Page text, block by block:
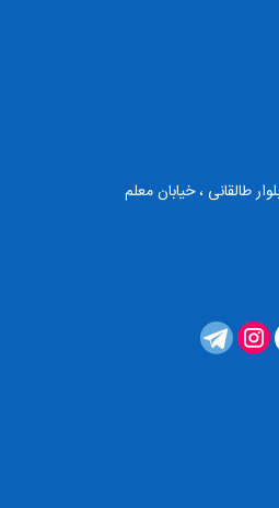
طالقانی ، خیابان معلم